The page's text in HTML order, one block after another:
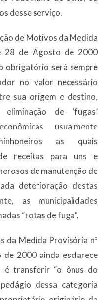
desse serviço.
de Motivos da Medida
28 de Agosto de 2000
obrigatório será sempre
no valor necessário
sua origem e destino,
de ‘fugas’
usualmente
as quais
receitas para uns e
de manutenção de
deterioração destas
as municipalidades
“rotas de fuga”.
da Medida Provisória nº
2000 ainda esclarece
é transferir “o ônus do
dessa categoria